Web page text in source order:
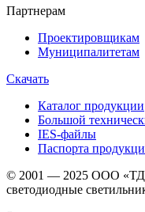
Партнерам
Проектировщикам
Муниципалитетам
Скачать
Каталог продукции
Большой
IES-файлы
Паспорта
© 2001 — 2025 ООО «ТД
светодиодные